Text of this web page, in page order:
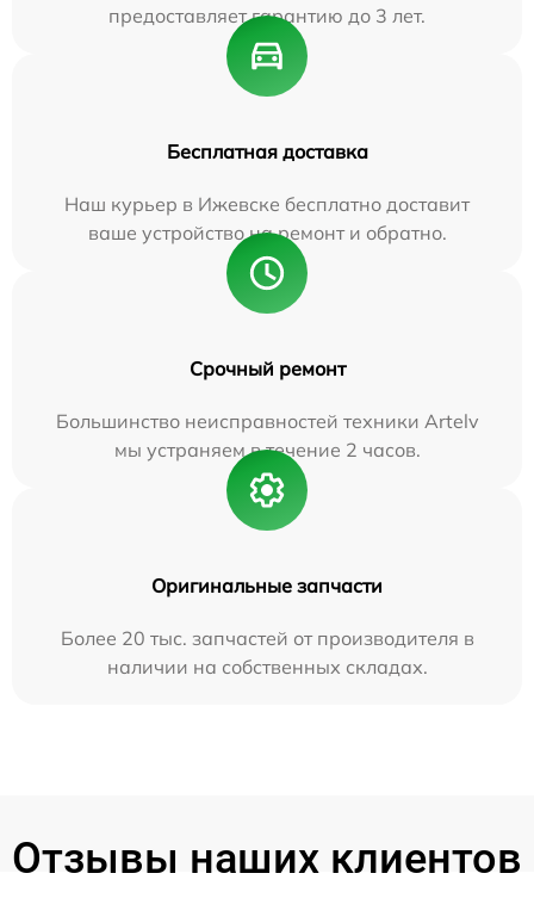
предоставляет гарантию до 3 лет.
Бесплатная доставка
Наш курьер в Ижевске бесплатно доставит
ваше устройство на ремонт и обратно.
Срочный ремонт
Большинство неисправностей техники Artelv
мы устраняем в течение 2 часов.
Оригинальные запчасти
Более 20 тыс. запчастей от производителя в
наличии на собственных складах.
Отзывы наших клиентов